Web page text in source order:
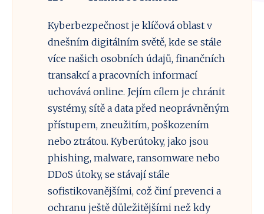
Kyberbezpečnost je klíčová oblast v
dnešním digitálním světě, kde se stále
více našich osobních údajů, finančních
transakcí a pracovních informací
uchovává online. Jejím cílem je chránit
systémy, sítě a data před neoprávněným
přístupem, zneužitím, poškozením
nebo ztrátou. Kyberútoky, jako jsou
phishing, malware, ransomware nebo
DDoS útoky, se stávají stále
sofistikovanějšími, což činí prevenci a
ochranu ještě důležitějšími než kdy